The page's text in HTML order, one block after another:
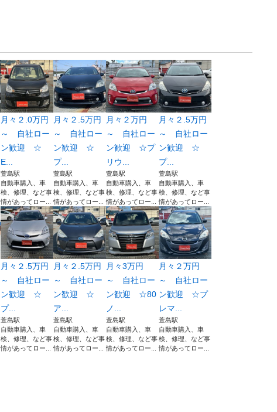
月々２.0万円
～ 自社ロー
ン歓迎 ☆
E...
萱島駅
自動車購入、車
検、修理、など事
情があってロー...
月々２.5万円
～ 自社ロー
ン歓迎 ☆
プ...
萱島駅
自動車購入、車
検、修理、など事
情があってロー...
月々２万円
～ 自社ロー
ン歓迎 ☆プ
リウ...
萱島駅
自動車購入、車
検、修理、など事
情があってロー...
月々２.5万円
～ 自社ロー
ン歓迎 ☆
プ...
萱島駅
自動車購入、車
検、修理、など事
情があってロー...
月々２.5万円
～ 自社ロー
ン歓迎 ☆
プ...
萱島駅
自動車購入、車
検、修理、など事
情があってロー...
月々２.5万円
～ 自社ロー
ン歓迎 ☆
ア...
萱島駅
自動車購入、車
検、修理、など事
情があってロー...
月々3万円
～ 自社ロー
ン歓迎 ☆80
ノ...
萱島駅
自動車購入、車
検、修理、など事
情があってロー...
月々２万円
～ 自社ロー
ン歓迎 ☆プ
レマ...
萱島駅
自動車購入、車
検、修理、など事
情があってロー...